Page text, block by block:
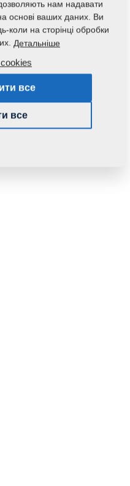
застосовується і для
Кг
нам надавати
основі ваших даних. Ви
коли на сторінці обробки
Детальніше
все
все